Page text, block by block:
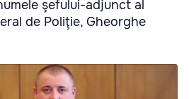
şefului-adjunct al
de Poliţie, Gheorghe